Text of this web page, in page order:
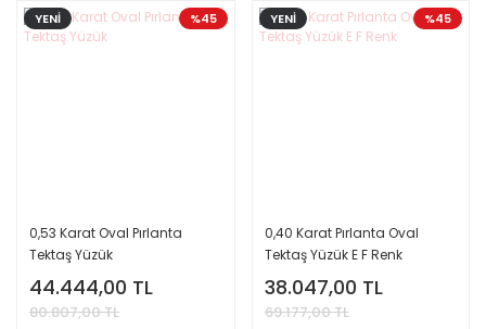
%45
YENİ
0,53 Karat Oval Pırlanta
Tektaş Yüzük
44.444,00 TL
80.807,00 TL
%45
YENİ
0,40 Karat Pırlanta Oval
Tektaş Yüzük E F Renk
38.047,00 TL
69.177,00 TL